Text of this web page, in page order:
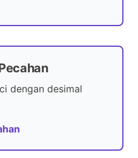
dengan desimal